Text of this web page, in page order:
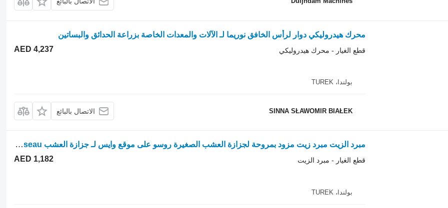
محرك هيدروليكي دوار لرأس الخافق نوريما لـ الآلات والمعدات الخاصة بزراعة الحدائق والبساتين
AED 4,237
قطع الغيار - محرك هيدروليكي
بولندا، TUREK
SINNA SŁAWOMIR BIAŁEK الاتصال بالبائع
مبرد الزيت مبرد زيت مزود بمروحة لجزازة العشب الصغيرة روسو على موقع وايس لـ جزازة العشب SMA Rousseau
AED 1,182 قطع الغيار - مبرد الزيت
بولندا، TUREK